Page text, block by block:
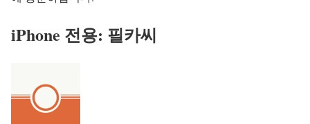
iPhone 전용: 필카씨